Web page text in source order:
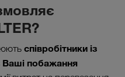
співробітники із
Ваші побажання